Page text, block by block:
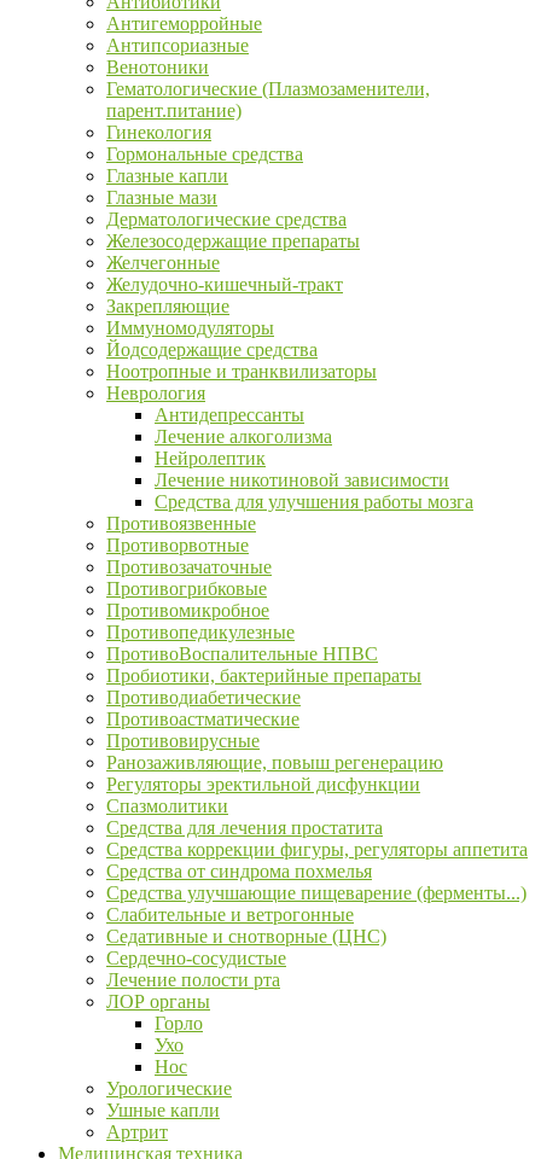
Антигеморройные
Антипсориазные
Венотоники
Гематологические (Плазмозаменители,
парент.питание)
Гинекология
Гормональные средства
Глазные капли
Глазные мази
Дерматологические средства
Железосодержащие препараты
Желчегонные
Желудочно-кишечный-тракт
Закрепляющие
Иммуномодуляторы
Йодсодержащие средства
Ноотропные и транквилизаторы
Неврология
Антидепрессанты
Лечение алкоголизма
Нейролептик
Лечение никотиновой зависимости
Средства для улучшения работы мозга
Противоязвенные
Противорвотные
Противозачаточные
Противогрибковые
Противомикробное
Противопедикулезные
ПротивоВоспалительные НПВС
Пробиотики, бактерийные препараты
Противодиабетические
Противоастматические
Противовирусные
Ранозаживляющие, повыш регенерацию
Регуляторы эректильной дисфункции
Спазмолитики
Средства для лечения простатита
Средства коррекции фигуры, регуляторы аппетита
Средства от синдрома похмелья
Средства улучшающие пищеварение (ферменты...)
Слабительные и ветрогонные
Седативные и снотворные (ЦНС)
Сердечно-сосудистые
Лечение полости рта
ЛОР органы
Горло
Ухо
Нос
Урологические
Ушные капли
Артрит
Медицинская техника